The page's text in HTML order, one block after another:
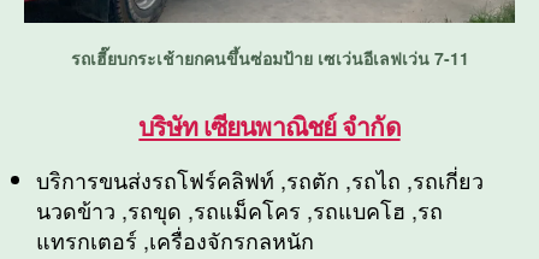
รถเฮี๊ยบกระเช้ายกคนขึ้นซ่อมป้าย เซเว่นอีเลฟเว่น 7-11
บริษัท เซียนพาณิชย์ จำกัด
บริการขนส่งรถโฟร์คลิฟท์ ,รถตัก ,รถไถ ,รถเกี่ยว
นวดข้าว ,รถขุด ,รถแม็คโคร ,รถแบคโฮ ,รถ
แทรกเตอร์ ,เครื่องจักรกลหนัก